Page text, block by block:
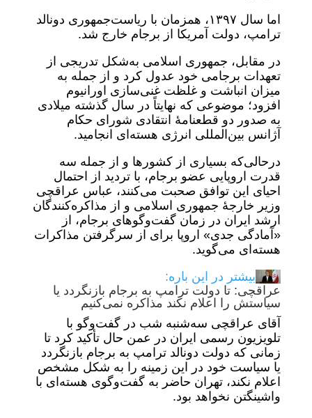
اما سال ۱۳۹۷، همزمان با ریاست‌جمهوری دونالد
ترامپ، دولت آمریکا از برجام خارج شد.
در مقابل، جمهوری اسلامی به‌شکل تدریجی از
تعهدات برجامی خود عدول کرد و از جمله به
میزان انباشت و غلظت غنی‌سازی اورانیوم
افزود؛ موضوعی که نهایتاً در سال گذشته میلادی
به صدور دو قطعنامۀ انتقادی شورای حکام
آژانس بین‌المللی انرژی هسته‌ای انجامید.
درحالی‌که بسیاری از کشورها و از جمله سه
قدرت اروپایی عضو برجام، با تردید از احتمال
احیای این توافق صحبت می‌کنند، عباس عراقچی
وزیر خارجۀ جمهوری اسلامی و از مذاکره‌کنندگان
ارشد ایران در زمان گفت‌وگوهای برجام، از
«آمادگی جدی» اروپا برای از سرگرفتن مذاکرات
هسته‌ای می‌گوید.
بیشتر در این باره:
عراقچی: تا دولت ترامپ به برجام بازنگردد یا
سیاستش را اعلام نکند مذاکره نمی‌کنیم
آقای عراقچی سه‌شنبه شب در گفت‌وگو با
تلویزیون رسمی ایران در عمن حال تأکید کرد تا
زمانی که دولت دونالد ترامپ به برجام بازنگردد
یا سیاست خود در این زمینه را به شکل مشخص
اعلام نکند، تهران حاضر به گفت‌وگوی هسته‌ای با
واشینگتن نخواهد بود.